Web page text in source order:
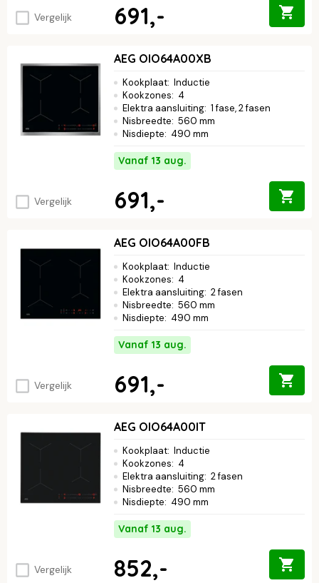
Vergelijk 691,-
Vergelijk
AEG OIO64A00XB
Kookplaat: Inductie
Kookzones: 4
Elektra aansluiting: 1 fase, 2 fasen
Nisbreedte: 560 mm
Nisdiepte: 490 mm
Vanaf 13 aug.
691,-
Vergelijk
AEG OIO64A00FB
Kookplaat: Inductie
Kookzones: 4
Elektra aansluiting: 2 fasen
Nisbreedte: 560 mm
Nisdiepte: 490 mm
Vanaf 13 aug.
691,-
Vergelijk
AEG OIO64A00IT
Kookplaat: Inductie
Kookzones: 4
Elektra aansluiting: 2 fasen
Nisbreedte: 560 mm
Nisdiepte: 490 mm
Vanaf 13 aug.
852,-